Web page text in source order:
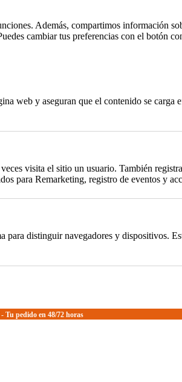
Además, compartimos información
cambiar tus preferencias con el botón
web y aseguran que el contenido se
visita el sitio un usuario. También
para Remarketing, registro de eventos y
distinguir navegadores y dispositivos.
Tu pedido en 48/72 horas